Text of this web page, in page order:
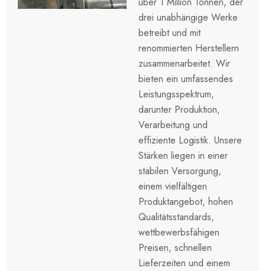
drei unabhängige Werke
betreibt und mit
renommierten Herstellern
zusammenarbeitet. Wir
bieten ein umfassendes
Leistungsspektrum,
darunter Produktion,
Verarbeitung und
effiziente Logistik. Unsere
Stärken liegen in einer
stabilen Versorgung,
einem vielfältigen
Produktangebot, hohen
Qualitätsstandards,
wettbewerbsfähigen
Preisen, schnellen
Lieferzeiten und einem